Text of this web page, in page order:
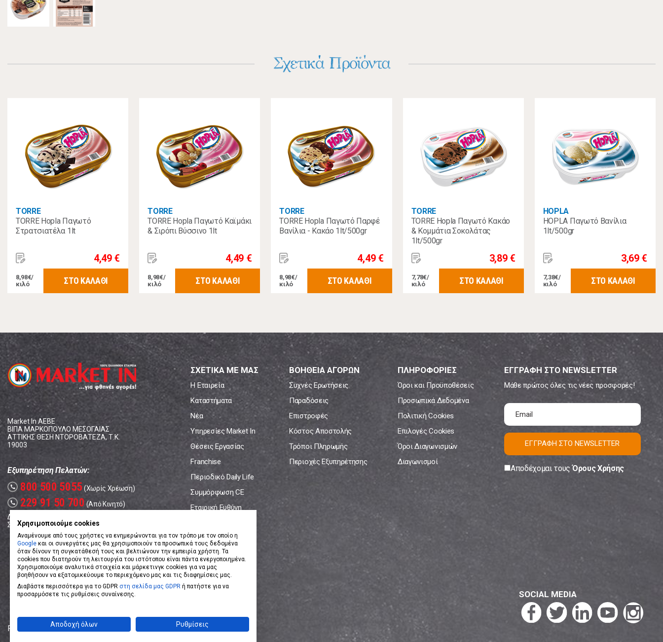
Σχετικά Προϊόντα
TORRE
TORRE Hopla Παγωτό
Στρατσιατέλα 1lt
4,49 €
8,98€/
κιλό
ΣΤΟ ΚΑΛΑΘΙ
TORRE
TORRE Hopla Παγωτό Καϊμάκι
& Σιρόπι Βύσσινο 1lt
4,49 €
8,98€/
κιλό
ΣΤΟ ΚΑΛΑΘΙ
TORRE
TORRE Hopla Παγωτό Παρφέ
Βανίλια - Κακάο 1lt/500gr
4,49 €
8,98€/
κιλό
ΣΤΟ ΚΑΛΑΘΙ
TORRE
TORRE Hopla Παγωτό Κακάο
& Κομμάτια Σοκολάτας
1lt/500gr
3,89 €
7,78€/
κιλό
ΣΤΟ ΚΑΛΑΘΙ
HOPLA
HOPLA Παγωτό Βανίλια
1lt/500gr
3,69 €
7,38€/
κιλό
ΣΤΟ ΚΑΛΑΘΙ
Market In ΑΕΒΕ
ΒΙΠΑ ΜΑΡΚΟΠΟΥΛΟ ΜΕΣΟΓΑΙΑΣ
ΑΤΤΙΚΗΣ ΘΕΣΗ ΝΤΟΡΟΒΑΤΕΖΑ, Τ.Κ.
19003
Εξυπηρέτηση Πελατών:
call 800 500 5055 (Χωρίς Χρέωση)
call 229 91 50 700 (Από Κινητό)
Δευτέρα - Παρασκευή: 08:00 - 17:00
Σάββατο: 08:00 – 14:00
ΣΧΕΤΙΚΑ ΜΕ ΜΑΣ
Η Εταιρεία
Καταστήματα
Νέα
Υπηρεσίες Market In
Θέσεις Εργασίας
Franchise
Περιοδικό Daily Life
Συμμόρφωση CE
Εταιρική Ευθύνη
ΒΟΗΘΕΙΑ ΑΓΟΡΩΝ
Συχνές Ερωτήσεις
Παραδόσεις
Επιστροφές
Κόστος Αποστολής
Τρόποι Πληρωμής
Περιοχές Εξυπηρέτησης
ΠΛΗΡΟΦΟΡΙΕΣ
Όροι και Προϋποθέσεις
Προσωπικά Δεδομένα
Πολιτική Cookies
Επιλογές Cookies
Όροι Διαγωνισμών
Διαγωνισμοί
ΕΓΓΡΑΦΗ ΣΤΟ NEWSLETTER
Μάθε πρώτος όλες τις νέες προσφορές!
ΕΓΓΡΑΦΗ ΣΤΟ NEWSLETTER
Αποδέχομαι τουςΌρους Χρήσης
SOCIAL MEDIA
Powered by eShopKeyDesigned by Koolmetrix
Χρησιμοποιούμε cookies
Αναμένουμε από τους χρήστες να ενημερώνονται για τον τρόπο με τον οποίο η
Google και οι συνεργάτες μας θα χρησιμοποιούν τα προσωπικά τους δεδομένα
όταν δίνουν τη συγκατάθεσή τους και βελτιώνουν την εμπειρία χρήστη. Τα
cookies που διατηρούν τη λειτουργία του ιστότοπου είναι πάντα ενεργοποιημένα.
Χρησιμοποιούμε αναλυτικά στοιχεία και μάρκετινγκ cookies για να μας
βοηθήσουν να εξατομικεύουμε το περιεχόμενο μας και τις διαφημίσεις μας.
Διαβάστε περισσότερα για το GDPR στη σελίδα μας GDPR ή πατήστε για να
προσαρμόσετε τις ρυθμίσεις συναίνεσης.
Αποδοχή όλων Ρυθμίσεις